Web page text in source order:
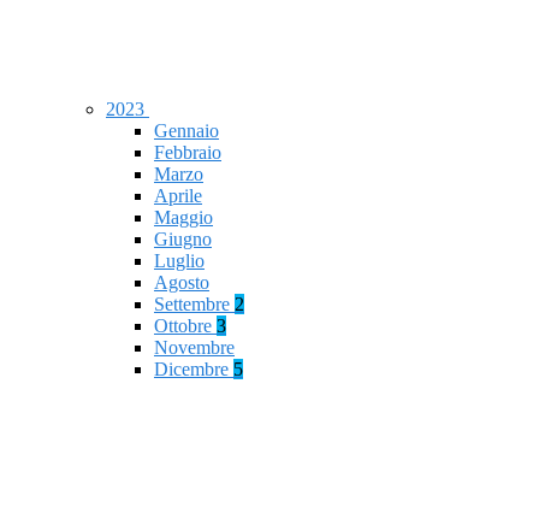
2023
Gennaio
Febbraio
Marzo
Aprile
Maggio
Giugno
Luglio
Agosto
Settembre 2
Ottobre 3
Novembre
Dicembre 5